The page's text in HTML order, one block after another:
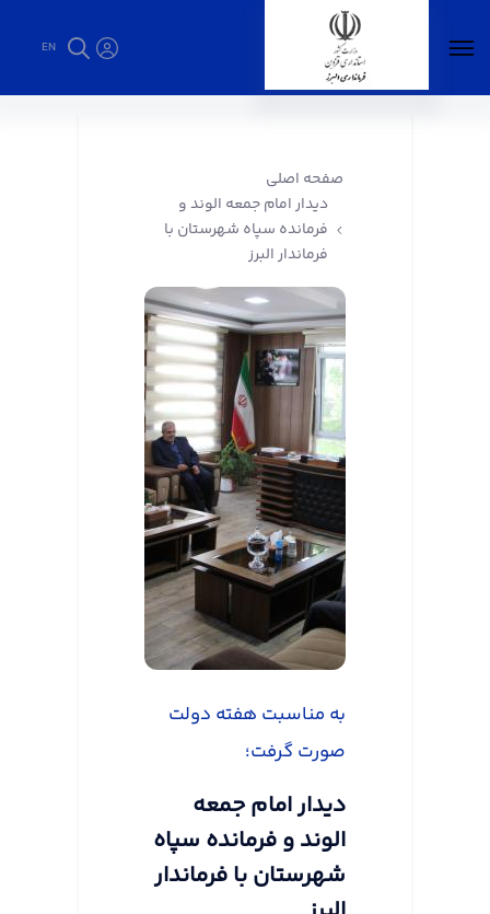
EN
صفحه اصلی
دیدار امام جمعه الوند و
فرمانده سپاه شهرستان با
فرماندار البرز
به مناسبت هفته دولت
صورت گرفت؛
دیدار امام جمعه
الوند و فرمانده سپاه
شهرستان با فرماندار